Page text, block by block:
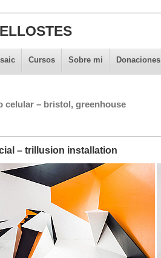
Cursos Sobre mi Donaciones
celular – bristol, greenhouse
– trillusion installation